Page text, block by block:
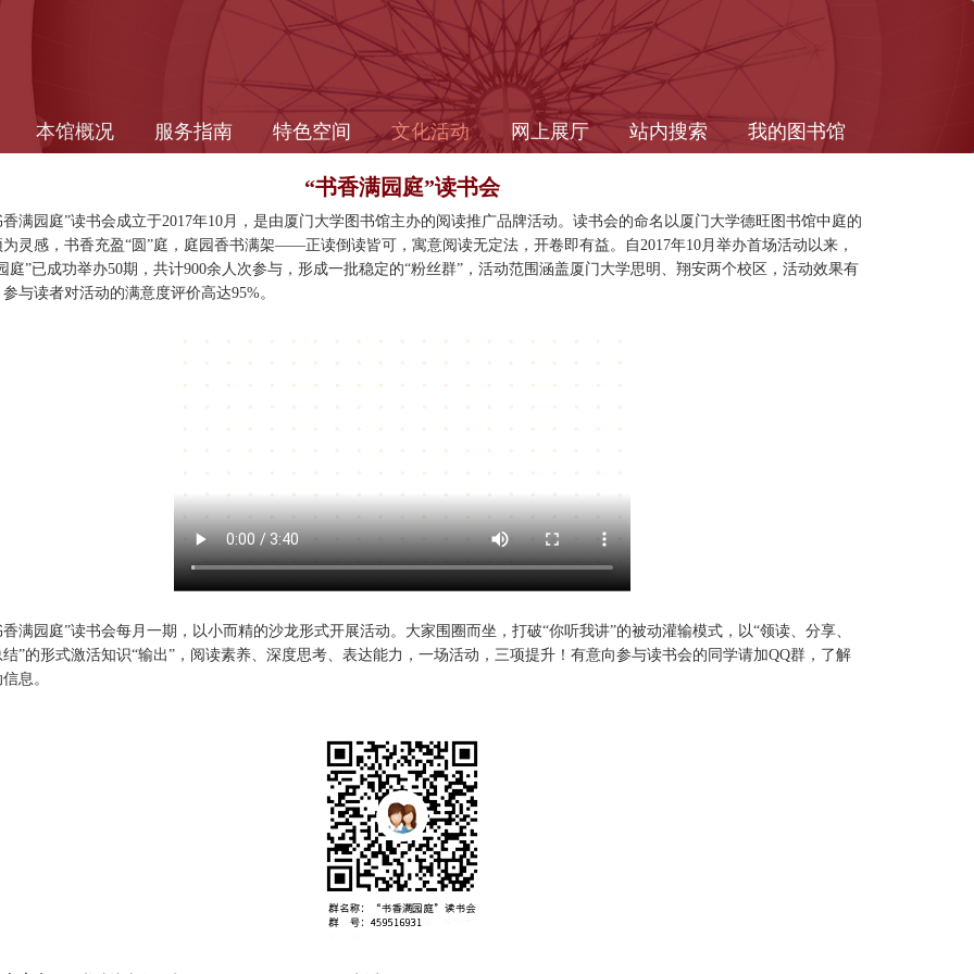
本馆概况 服务指南 特色空间 文化活动 网上展厅 站内搜索 我的图书馆
“书香满园庭”读书会
香满园庭”读书会成立于2017年10月，是由厦门大学图书馆主办的阅读推广品牌活动。读书会的命名以厦门大学德旺图书馆中庭的
为灵感，书香充盈“圆”庭，庭园香书满架——正读倒读皆可，寓意阅读无定法，开卷即有益。自2017年10月举办首场活动以来，
庭”已成功举办50期，共计900余人次参与，形成一批稳定的“粉丝群”，活动范围涵盖厦门大学思明、翔安两个校区，活动效果有
与读者对活动的满意度评价高达95%。
香满园庭”读书会每月一期，以小而精的沙龙形式开展活动。大家围圈而坐，打破“你听我讲”的被动灌输模式，以“领读、分享、
”的形式激活知识“输出”，阅读素养、深度思考、表达能力，一场活动，三项提升！有意向参与读书会的同学请加QQ群，了解
息。